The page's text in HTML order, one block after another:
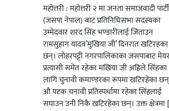
महोत्तरी : महोत्तरी २ मा जनता समाजवादी पार्टी
(जसपा नेपाल) बाट प्रतिनिधिसभा सदस्यका
उम्मेदवार शरद सिंह भण्डारीलाई जिताउन
रामसुहाग यादव’मुखिया जी’ दिनरात खटिरहका
छन्। लोहरपट्टी नगरपालिकाका जसपाबाट
प्रत्यासी समेत रहेका मखिया जी अहिले सिंहका
लागि चुनावी कमाण्डरका रूपमा खटिरहेका
औ पटक चनावी प्रतिस्पर्धामा रहेका सिंहलाई
सघाउन उनी निकै खटिरहेका छन्। उक्त क्षेत्रमा